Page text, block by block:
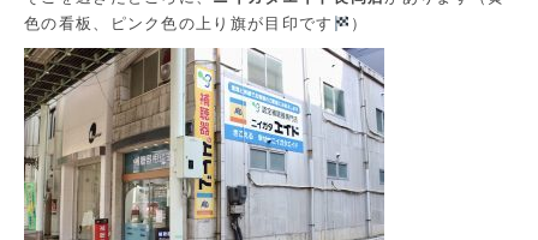
色の看板、ピンク色の上り旗が目印です
）